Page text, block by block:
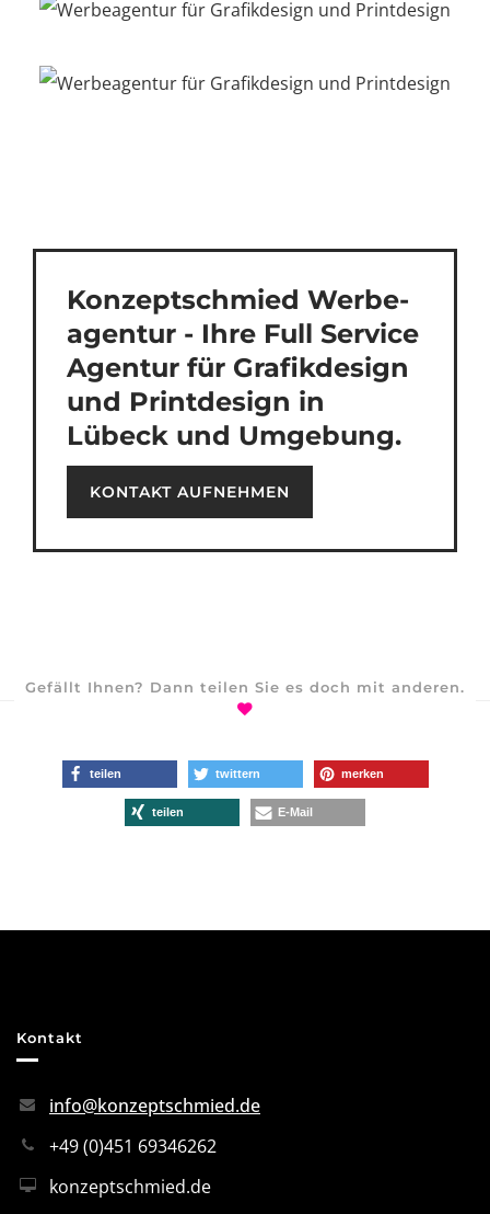
Konzept­schmied Werbe­
agentur - Ihre Full Service
Agentur für Grafikdesign
und Printdesign in
Lübeck und Umgebung.
KONTAKT AUFNEHMEN
Gefällt Ihnen? Dann teilen Sie es doch mit anderen.
teilen twittern merken
teilen E-Mail
Kontakt
info@konzeptschmied.de
+49 (0)451 69346262
konzeptschmied.de